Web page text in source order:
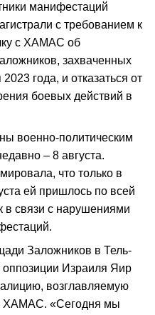
манифестаций
с требованием к
с ХАМАС об
захваченных
года, и отказаться от
боевых действий в
военно-политическим
– 8 августа.
что только в
ей пришлось по всей
в связи с нарушениями
Заложников в Тель-
оппозиции Израиля Яир
возглавляемую
с ХАМАС. «Сегодня мы